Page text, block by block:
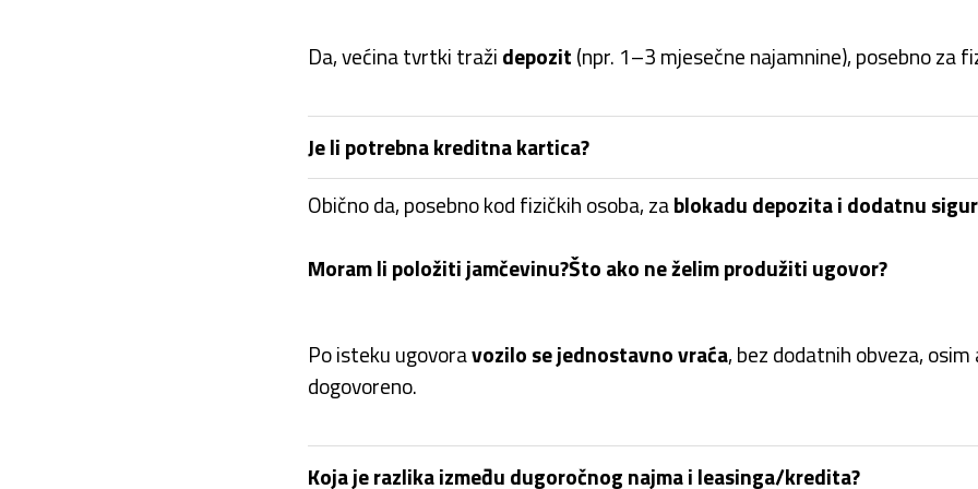
Da, većina tvrtki traži depozit (npr. 1–3 mjesečne najamnine), posebno za
Je li potrebna kreditna kartica?
Obično da, posebno kod fizičkih osoba, zablokadu depozita i dodatnu
Moram li položiti jamčevinu?Što ako ne želim produžiti ugovor?
Po isteku ugovoravozilo se jednostavno vraća, bez dodatnih obveza,
dogovoreno.
Koja je razlika između dugoročnog najma i leasinga/kredita?